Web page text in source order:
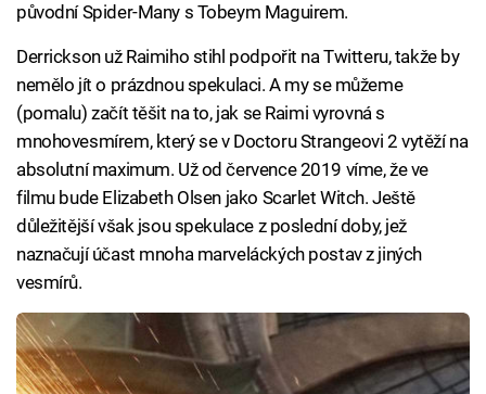
původní Spider-Many s Tobeym Maguirem.
Derrickson už Raimiho stihl podpořit na Twitteru, takže by
nemělo jít o prázdnou spekulaci. A my se můžeme
(pomalu) začít těšit na to, jak se Raimi vyrovná s
mnohovesmírem, který se v Doctoru Strangeovi 2 vytěží na
absolutní maximum. Už od července 2019 víme, že ve
filmu bude Elizabeth Olsen jako Scarlet Witch. Ještě
důležitější však jsou spekulace z poslední doby, jež
naznačují účast mnoha marveláckých postav z jiných
vesmírů.